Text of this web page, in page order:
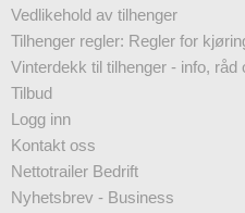
Vedlikehold av tilhenger
Tilhenger regler: Regler for
Vinterdekk til tilhenger - info, råd
Tilbud
Logg inn
Kontakt oss
Nettotrailer Bedrift
Nyhetsbrev - Business